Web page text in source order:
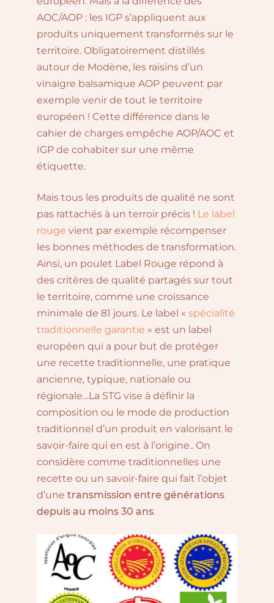
AOC/AOP : les IGP s’appliquent aux
produits uniquement transformés sur le
territoire. Obligatoirement distillés
autour de Modène, les raisins d’un
vinaigre balsamique AOP peuvent par
exemple venir de tout le territoire
européen ! Cette différence dans le
cahier de charges empêche AOP/AOC et
IGP de cohabiter sur une même
étiquette.
Mais tous les produits de qualité ne sont
pas rattachés à un terroir précis ! Le label
rouge vient par exemple récompenser
les bonnes méthodes de transformation.
Ainsi, un poulet Label Rouge répond à
des critères de qualité partagés sur tout
le territoire, comme une croissance
minimale de 81 jours. Le label « spécialité
traditionnelle garantie » est un label
européen qui a pour but de protéger
une recette traditionnelle, une pratique
ancienne, typique, nationale ou
régionale…La STG vise à définir la
composition ou le mode de production
traditionnel d’un produit en valorisant le
savoir-faire qui en est à l’origine.. On
considère comme traditionnelles une
recette ou un savoir-faire qui fait l’objet
d’une transmission entre générations
depuis au moins 30 ans.